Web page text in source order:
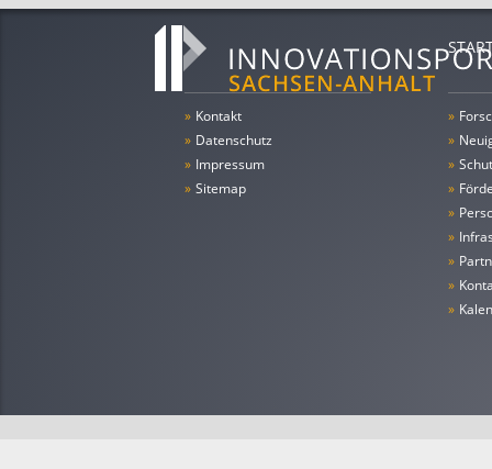
» Kontakt
» Datenschutz
» Impressum
» Sitemap
»
»
»
»
»
»
»
»
»